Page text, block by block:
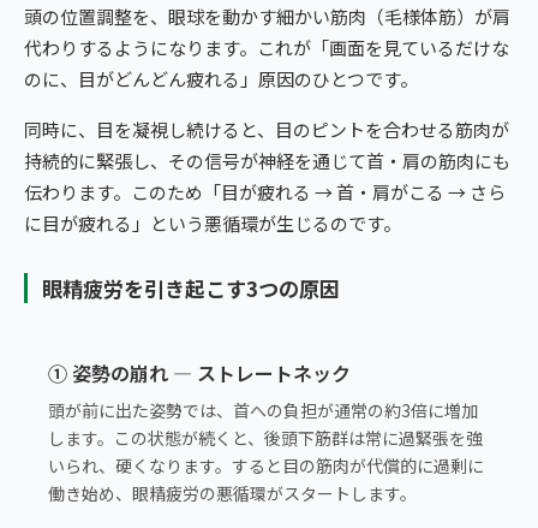
頭の位置調整を、眼球を動かす細かい筋肉（毛様体筋）が肩
代わりするようになります。これが「画面を見ているだけな
のに、目がどんどん疲れる」原因のひとつです。
同時に、目を凝視し続けると、目のピントを合わせる筋肉が
持続的に緊張し、その信号が神経を通じて首・肩の筋肉にも
伝わります。このため「目が疲れる → 首・肩がこる → さら
に目が疲れる」という悪循環が生じるのです。
眼精疲労を引き起こす3つの原因
① 姿勢の崩れ — ストレートネック
頭が前に出た姿勢では、首への負担が通常の約3倍に増加
します。この状態が続くと、後頭下筋群は常に過緊張を強
いられ、硬くなります。すると目の筋肉が代償的に過剰に
働き始め、眼精疲労の悪循環がスタートします。